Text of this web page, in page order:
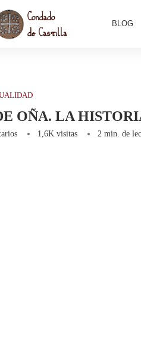
BLOG
OÑA. LA
1,6Kvisitas 2 min. de